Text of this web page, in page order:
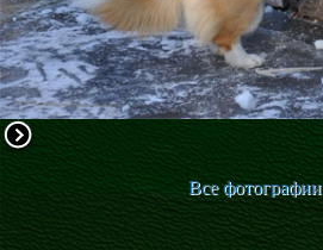
Все фотографии